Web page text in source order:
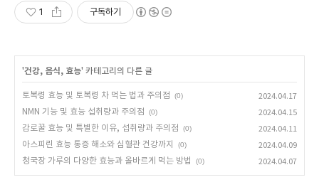
1 구독하기
'건강, 음식, 효능' 카테고리의 다른 글
토복령 효능 및 토복령 차 먹는 법과 주의점 (0)
2024.04.17
NMN 기능 및 효능 섭취량과 주의점
(0)
2024.04.15
감로꿀 효능 및 특별한 이유, 섭취량과 주의점
(0)
2024.04.11
아스피린 효능 통증 해소와 심혈관 건강까지
(0)
2024.04.09
청국장 가루의 다양한 효능과 올바르게 먹는 방법
(0) 2024.04.07